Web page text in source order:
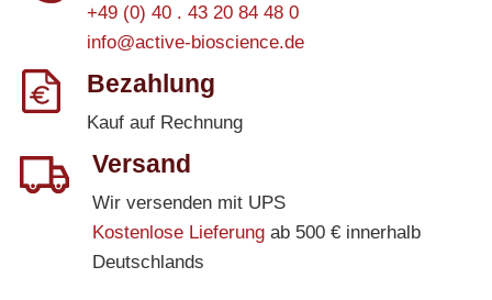
+49 (0) 40 . 43 20 84 48 0
info@active-bioscience.de
Bezahlung
Kauf auf Rechnung
Versand
Wir versenden mit UPS
Kostenlose Lieferungab 500 € innerhalb
Deutschlands